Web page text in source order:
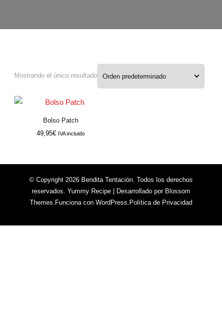
Mostrando el único resultado
Bolso Patch
49,95€ IVA incluido
© Copyright 2026 Bendita Tentación . Todos los derechos
reservados. Yummy Recipe | Desarrollado por Blossom
Themes .Funciona con WordPress Política de Privacidad